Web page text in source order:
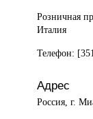
Розничная
Италия
Телефон:
Адрес
Россия, г.